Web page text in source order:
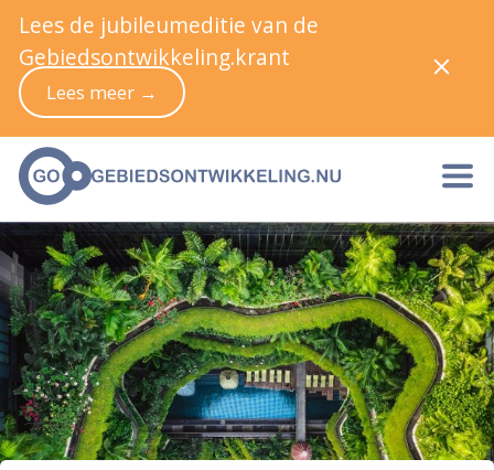
Lees de jubileumeditie van de
Gebiedsontwikkeling.krant
Lees meer →